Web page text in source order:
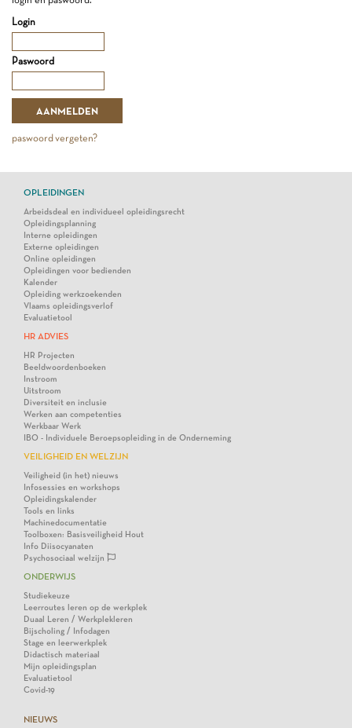
Login
Paswoord
paswoord vergeten?
OPLEIDINGEN
Arbeidsdeal en individueel opleidingsrecht
Opleidingsplanning
Interne opleidingen
Externe opleidingen
Online opleidingen
Opleidingen voor bedienden
Kalender
Opleiding werkzoekenden
Vlaams opleidingsverlof
Evaluatietool
HR ADVIES
HR Projecten
Beeldwoordenboeken
Instroom
Uitstroom
Diversiteit en inclusie
Werken aan competenties
Werkbaar Werk
IBO - Individuele Beroepsopleiding in de Onderneming
VEILIGHEID EN WELZIJN
Veiligheid (in het) nieuws
Infosessies en workshops
Opleidingskalender
Tools en links
Machinedocumentatie
Toolboxen: Basisveiligheid Hout
Info Diisocyanaten
Psychosociaal welzijn
ONDERWIJS
Studiekeuze
Leerroutes leren op de werkplek
Duaal Leren / Werkplekleren
Bijscholing / Infodagen
Stage en leerwerkplek
Didactisch materiaal
Mijn opleidingsplan
Evaluatietool
Covid-19
NIEUWS